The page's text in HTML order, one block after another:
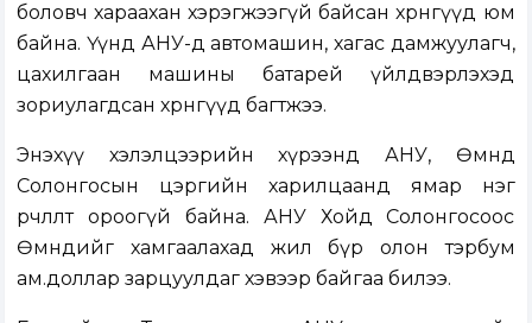
боловч хараахан хэрэгжээгүй байсан хөрөнгүүд юм
байна. Үүнд АНУ-д автомашин, хагас дамжуулагч,
цахилгаан машины батарей үйлдвэрлэхэд
зориулагдсан хөрөнгүүд багтжээ.
Энэхүү хэлэлцээрийн хүрээнд АНУ, Өмнөд
Солонгосын цэргийн харилцаанд ямар нэг
өөрчлөлт ороогүй байна. АНУ Хойд Солонгосоос
Өмнөдийг хамгаалахад жил бүр олон тэрбум
ам.доллар зарцуулдаг хэвээр байгаа билээ.